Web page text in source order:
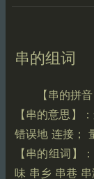
串的组词
【串的拼
【串的意思】
错误地 连接；
【串的组词】
味 串乡 串巷